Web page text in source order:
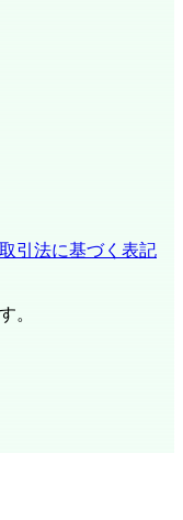
引法に基づく表記
。